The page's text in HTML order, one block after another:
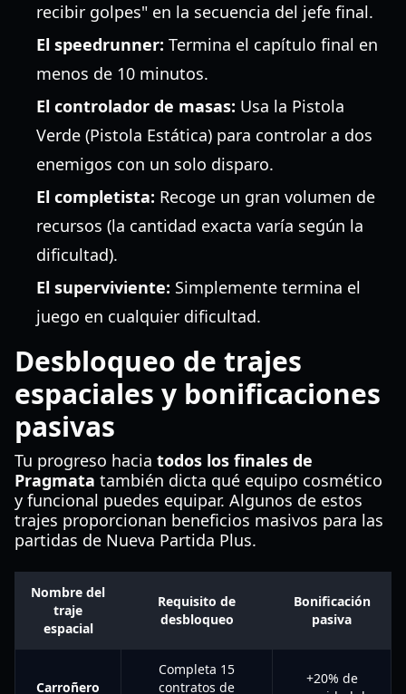
recibir golpes" en la secuencia del jefe final.
El speedrunner: Termina el capítulo final en
menos de 10 minutos.
El controlador de masas: Usa la Pistola
Verde (Pistola Estática) para controlar a dos
enemigos con un solo disparo.
El completista: Recoge un gran volumen de
recursos (la cantidad exacta varía según la
dificultad).
El superviviente: Simplemente termina el
juego en cualquier dificultad.
Desbloqueo de trajes
espaciales y bonificaciones
pasivas
Tu progreso hacia todos los finales de
Pragmata también dicta qué equipo cosmético
y funcional puedes equipar. Algunos de estos
trajes proporcionan beneficios masivos para las
partidas de Nueva Partida Plus.
Nombre del
traje
espacial
Requisito de
desbloqueo
Bonificación
pasiva
Carroñero
Completa 15
contratos de
+20% de